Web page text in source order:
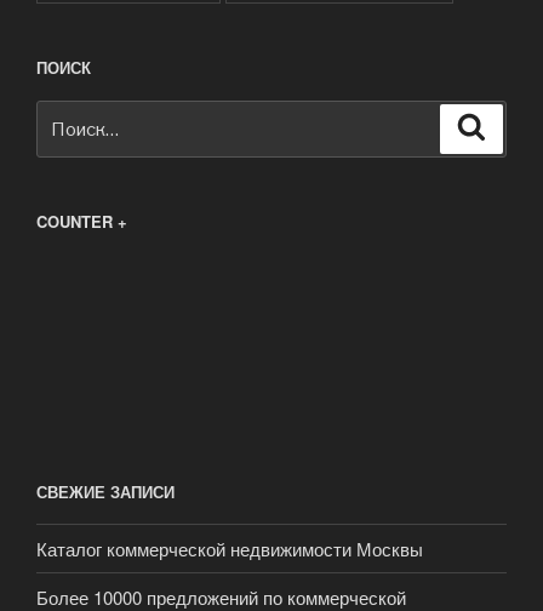
ПОИСК
COUNTER +
СВЕЖИЕ ЗАПИСИ
Каталог коммерческой недвижимости Москвы
Более 10000 предложений по коммерческой